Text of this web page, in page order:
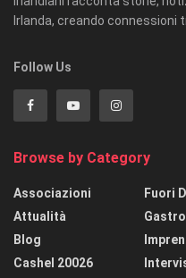
Irlanda, creando connessioni
Follow Us
Browse by Category
Associazioni
Attualità
Blog
Cashel 20026
Fuori